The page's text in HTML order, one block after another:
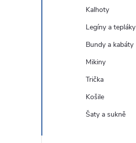
Kalhoty
Legíny a tepláky
Bundy a kabáty
Mikiny
Trička
Košile
Šaty a sukně